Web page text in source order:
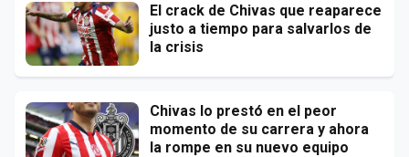
El crack de Chivas que reaparece
justo a tiempo para salvarlos de
la crisis
Chivas lo prestó en el peor
momento de su carrera y ahora
la rompe en su nuevo equipo